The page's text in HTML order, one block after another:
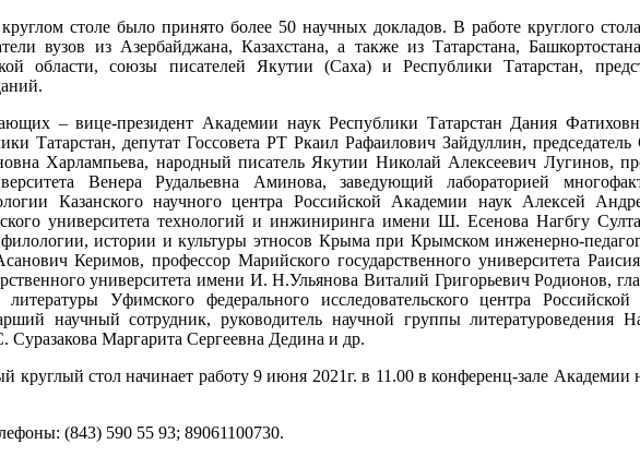
столе было принято более 50 научных докладов. В работе круглого
вузов из Азербайджана, Казахстана, а также из Татарстана,
области, союзы писателей Якутии (Саха) и Республики Татарстан,
– вице-президент Академии наук Республики Татарстан Дания
Татарстан, депутат Госсовета РТ Ркаил Рафаилович Зайдуллин,
Харлампьева, народный писатель Якутии Николай Алексеевич Лугинов,
Венера Рудальевна Аминова, заведующий лабораторией
Казанского научного центра Российской Академии наук Алексей
университета технологий и инжиниринга имени Ш. Есенова Нагбгу
филологии, истории и культуры этносов Крыма при Крымском инженерно-
Керимов, профессор Марийского государственного университета
университета имени И. Н.Ульянова Виталий Григорьевич Родионов,
Уфимского федерального исследовательского центра
научный сотрудник, руководитель научной группы литературоведения
Суразакова Маргарита Сергеевна Дедина и др.
круглый стол начинает работу 9 июня 2021г. в 11.00 в конференц-зале Академии
(843) 590 55 93; 89061100730.